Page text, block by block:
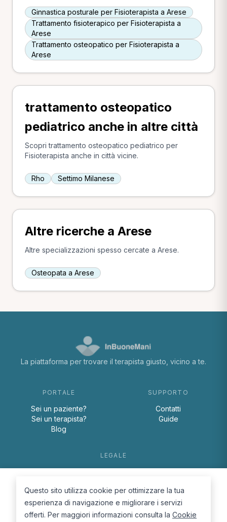
Ginnastica posturale per Fisioterapista a Arese
Trattamento fisioterapico per Fisioterapista a
Arese
Trattamento osteopatico per Fisioterapista a
Arese
trattamento osteopatico
pediatrico anche in altre città
Scopri trattamento osteopatico pediatrico per
Fisioterapista anche in città vicine.
Rho Settimo Milanese
Altre ricerche a Arese
Altre specializzazioni spesso cercate a Arese.
Osteopata a Arese
La piattaforma per trovare il terapista giusto, vicino a te.
PORTALE
Sei un paziente?
Sei un terapista?
Blog
SUPPORTO
Contatti
Guide
LEGALE
Cookie Policy
Questo sito utilizza cookie per ottimizzare la tua
esperienza di navigazione e migliorare i servizi
offerti. Per maggiori informazioni consulta la Cookie